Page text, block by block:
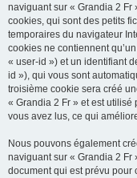
naviguant sur « Grandia 2 Fr
cookies, qui sont des petits
temporaires du navigateur
cookies ne contiennent
« user-id ») et un identifiant
id »), qui vous sont
troisième cookie sera créé
« Grandia 2 Fr » et est
vous avez lus, ce qui
Nous pouvons également
naviguant sur « Grandia 2 Fr
document qui est prévu pour